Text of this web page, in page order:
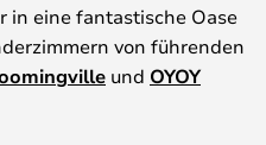
in eine fantastische Oase
von führenden
und OYOY